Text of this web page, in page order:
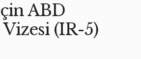
ABD
(IR-5)